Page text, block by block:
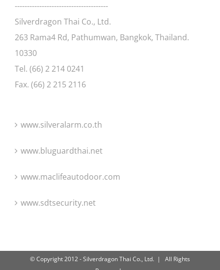
--------------------------------------
Silverdragon Thai Co., Ltd.
263 Rama4 Rd, Pathumwan, Bangkok, Thailand.
10330
Tel. (66) 2 214 0241
Fax. (66) 2 215 2116
www.silveralarm.co.th
www.bluguardthai.net
www.maclifeautodoor.com
www.sdtsecurity.net
© Copyright 2012 - Silverdragon Thai Co., Ltd. | All Rights